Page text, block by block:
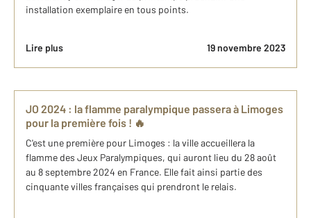
installation exemplaire en tous points.
Lire plus 19 novembre 2023
JO 2024 : la flamme paralympique passera à Limoges
pour la première fois ! 🔥
C'est une première pour Limoges : la ville accueillera la
flamme des Jeux Paralympiques, qui auront lieu du 28 août
au 8 septembre 2024 en France. Elle fait ainsi partie des
cinquante villes françaises qui prendront le relais.